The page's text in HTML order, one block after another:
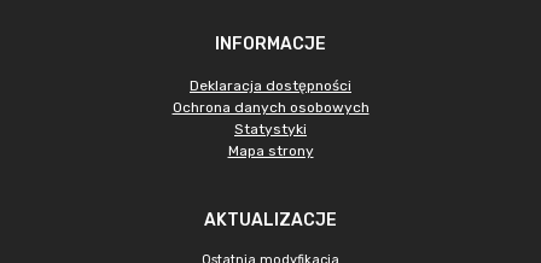
INFORMACJE
Deklaracja dostępności
Ochrona danych osobowych
Statystyki
Mapa strony
AKTUALIZACJE